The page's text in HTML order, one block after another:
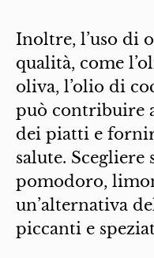
Inoltre, l’uso di
qualità, come
oliva, l’olio di
può contribuire
dei piatti e
salute. Scegliere
pomodoro,
un’alternativa
piccanti e